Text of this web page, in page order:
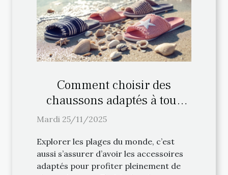
Comment choisir des
chaussons adaptés à tous
types de plages ?
Mardi 25/11/2025
Explorer les plages du monde, c’est
aussi s’assurer d’avoir les accessoires
adaptés pour profiter pleinement de